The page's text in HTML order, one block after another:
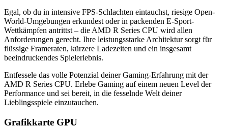
Egal, ob du in intensive FPS-Schlachten eintauchst, riesige Open-
World-Umgebungen erkundest oder in packenden E-Sport-
Wettkämpfen antrittst – die AMD R Series CPU wird allen
Anforderungen gerecht. Ihre leistungsstarke Architektur sorgt für
flüssige Frameraten, kürzere Ladezeiten und ein insgesamt
beeindruckendes Spielerlebnis.
Entfessele das volle Potenzial deiner Gaming-Erfahrung mit der
AMD R Series CPU. Erlebe Gaming auf einem neuen Level der
Performance und sei bereit, in die fesselnde Welt deiner
Lieblingsspiele einzutauchen.
Grafikkarte GPU